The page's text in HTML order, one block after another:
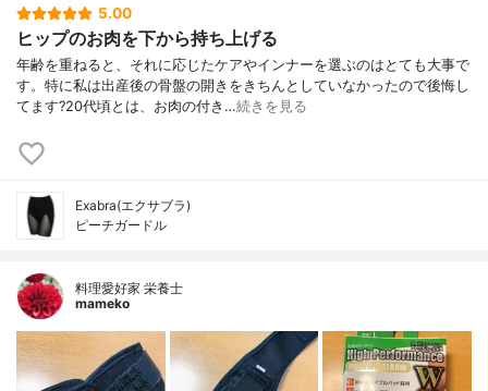
5.00
ヒップのお肉を下から持ち上げる
年齢を重ねると、それに応じたケアやインナーを選ぶのはとても大事で
す。特に私は出産後の骨盤の開きをきちんとしていなかったので後悔し
てます?20代頃とは、お肉の付き…続きを見る
Exabra(エクサブラ)
ピーチガードル
料理愛好家 栄養士
mameko